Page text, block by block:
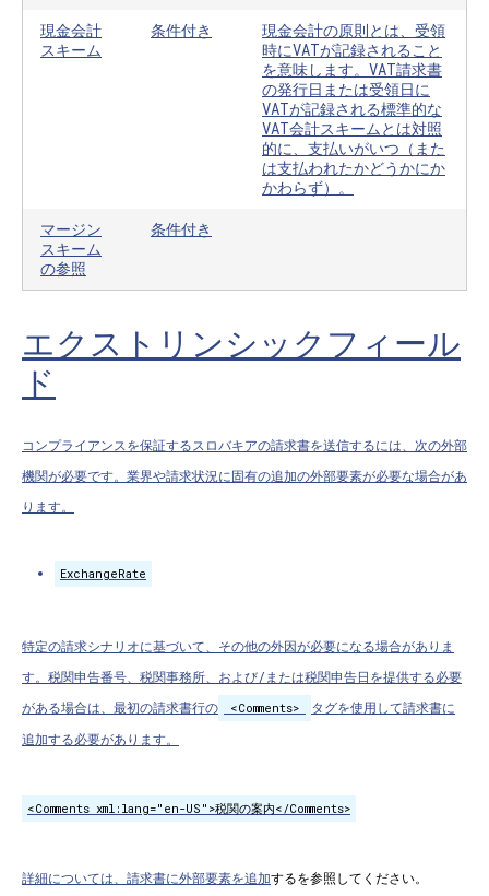
現金会計
スキーム
条件付き
現金会計の原則とは、受領
時にVATが記録されること
を意味します。VAT請求書
の発行日または受領日に
VATが記録される標準的な
VAT会計スキームとは対照
的に、支払いがいつ（また
は支払われたかどうかにか
かわらず）。
マージン
スキーム
の参照
条件付き
エクストリンシックフィール
ド
コンプライアンスを保証するスロバキアの請求書を送信するには、次の外部
機関が必要です。業界や請求状況に固有の追加の外部要素が必要な場合があ
ります。
ExchangeRate
特定の請求シナリオに基づいて、その他の外因が必要になる場合がありま
す。税関申告番号、税関事務所、および/または税関申告日を提供する必要
がある場合は、最初の請求書行の
<Comments>
タグを使用して請求書に
追加する必要があります。
<Comments xml:lang="en-US">税関の案内</Comments>
詳細については、請求書に外部要素を追加するを参照してください。